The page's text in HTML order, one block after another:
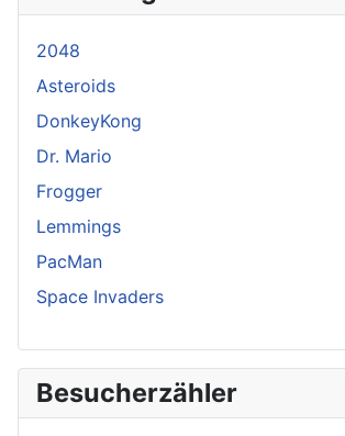
2048
Asteroids
DonkeyKong
Dr. Mario
Frogger
Lemmings
PacMan
Space Invaders
Besucherzähler